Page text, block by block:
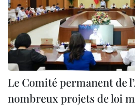
Le Comité permanent de
nombreux projets de loi